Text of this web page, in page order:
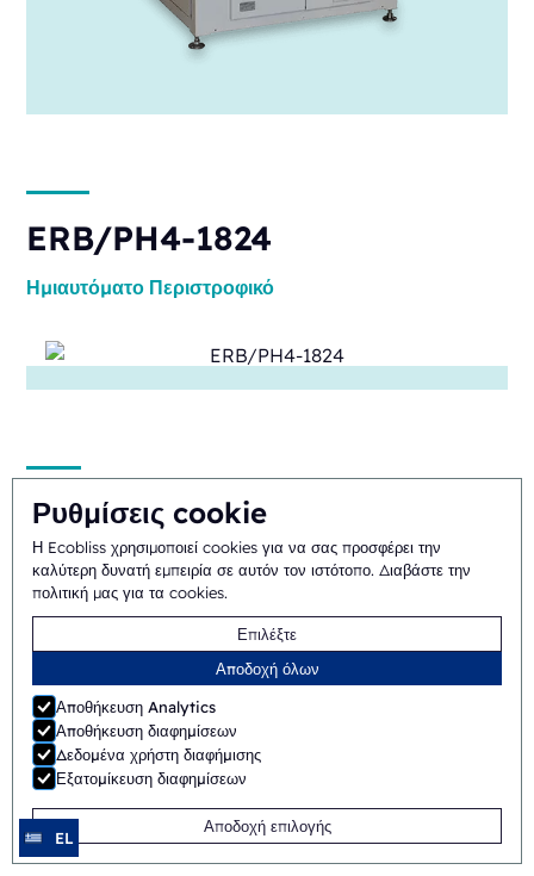
Ρυθμίσεις cookie
Η Ecobliss χρησιμοποιεί cookies για να σας προσφέρει την
καλύτερη δυνατή εμπειρία σε αυτόν τον ιστότοπο. Διαβάστε την
πολιτική μας για τα cookies.
Επιλέξτε
Αποδοχή όλων
Αποθήκευση Analytics
Αποθήκευση διαφημίσεων
Δεδομένα χρήστη διαφήμισης
Εξατομίκευση διαφημίσεων
Αποδοχή επιλογής
ERB/PH4-1824
Ημιαυτόματο Περιστροφικό
SB/PH1-1824
Χειροκίνητο Shuttle
ERB/PH4-1418
Ημιαυτόματο Περιστροφικό
EL